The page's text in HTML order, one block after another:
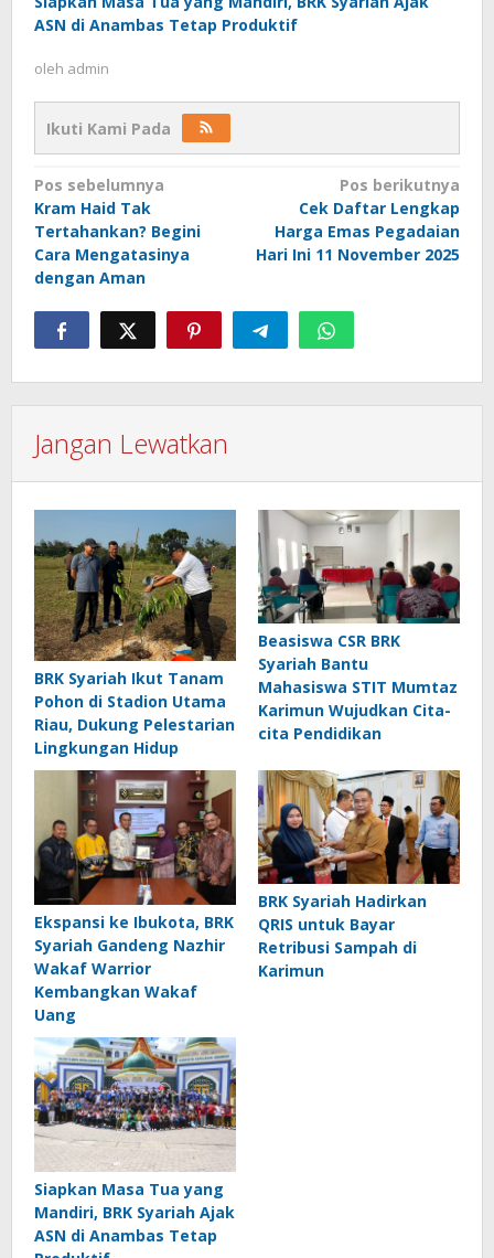
ASN di Anambas Tetap Produktif
oleh admin
Ikuti Kami Pada
Navigasi
pos
Pos sebelumnya
Kram Haid Tak
Tertahankan? Begini
Cara Mengatasinya
dengan Aman
Pos berikutnya
Cek Daftar Lengkap
Harga Emas Pegadaian
Hari Ini 11 November 2025
Jangan Lewatkan
BRK Syariah Ikut Tanam
Pohon di Stadion Utama
Riau, Dukung Pelestarian
Lingkungan Hidup
Beasiswa CSR BRK
Syariah Bantu
Mahasiswa STIT Mumtaz
Karimun Wujudkan Cita-
cita Pendidikan
Ekspansi ke Ibukota, BRK
Syariah Gandeng Nazhir
Wakaf Warrior
Kembangkan Wakaf
Uang
BRK Syariah Hadirkan
QRIS untuk Bayar
Retribusi Sampah di
Karimun
Siapkan Masa Tua yang
Mandiri, BRK Syariah Ajak
ASN di Anambas Tetap